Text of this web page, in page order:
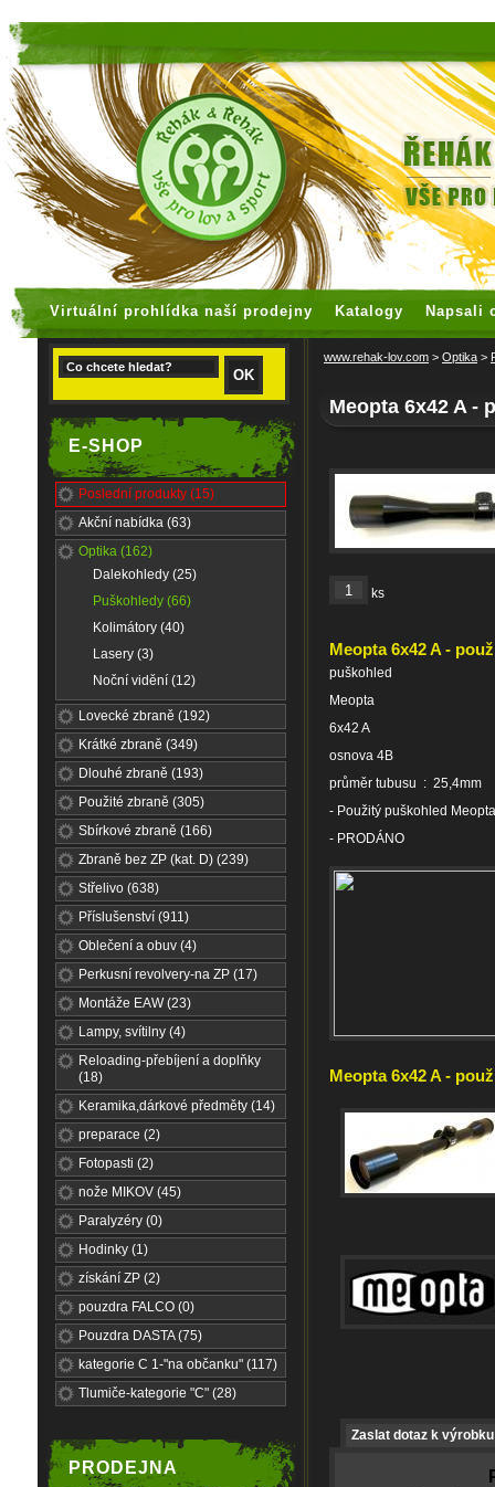
Virtuální prohlídka naší prodejny Katalogy Napsali
E-SHOP
Poslední produkty (15)
Akční nabídka (63)
Optika (162)
Dalekohledy (25)
Puškohledy (66)
Kolimátory (40)
Lasery (3)
Noční vidění (12)
Lovecké zbraně (192)
Krátké zbraně (349)
Dlouhé zbraně (193)
Použité zbraně (305)
Sbírkové zbraně (166)
Zbraně bez ZP (kat. D) (239)
Střelivo (638)
Příslušenství (911)
Oblečení a obuv (4)
Perkusní revolvery-na ZP (17)
Montáže EAW (23)
Lampy, svítilny (4)
Reloading-přebíjení a doplňky
(18)
Keramika,dárkové předměty (14)
preparace (2)
Fotopasti (2)
nože MIKOV (45)
Paralyzéry (0)
Hodinky (1)
získání ZP (2)
pouzdra FALCO (0)
Pouzdra DASTA (75)
kategorie C 1-"na občanku" (117)
Tlumiče-kategorie "C" (28)
PRODEJNA
www.rehak-lov.com > Optika >
Meopta 6x42 A -
ks
Meopta 6x42 A -
puškohled
Meopta
6x42 A
osnova 4B
průměr tubusu : 25,4mm
- Použitý puškohled
- PRODÁNO
Meopta 6x42 A -
Zaslat dotaz k výrobku